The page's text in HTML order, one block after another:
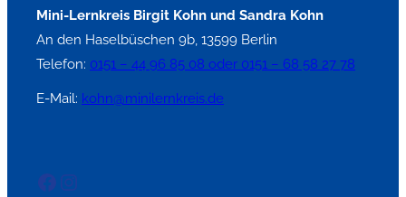
Mini-Lernkreis Birgit Kohn und Sandra Kohn
An den Haselbüschen 9b, 13599 Berlin
Telefon: 0151 – 44 96 85 08 oder 0151 – 68 58 27 78
E-Mail: kohn@minilernkreis.de
Facebook
Instagram